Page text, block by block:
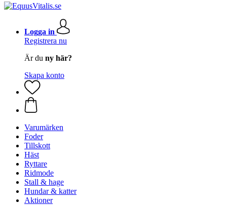
Logga in
Registrera nu
Är du ny här?
Skapa konto
Varumärken
Foder
Tillskott
Häst
Ryttare
Ridmode
Stall & hage
Hundar & katter
Aktioner